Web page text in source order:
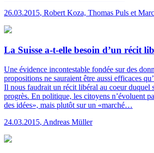
26.03.2015, Robert Koza, Thomas Puls et
La Suisse a-t-elle besoin d’un récit
Une évidence incontestable fondée sur des
propositions ne sauraient être aussi efficaces
Il nous faudrait un récit libéral au coeur duquel
progrès. En politique, les citoyens n’évoluent
des idées», mais plutôt sur un «marché…
24.03.2015, Andreas Müller